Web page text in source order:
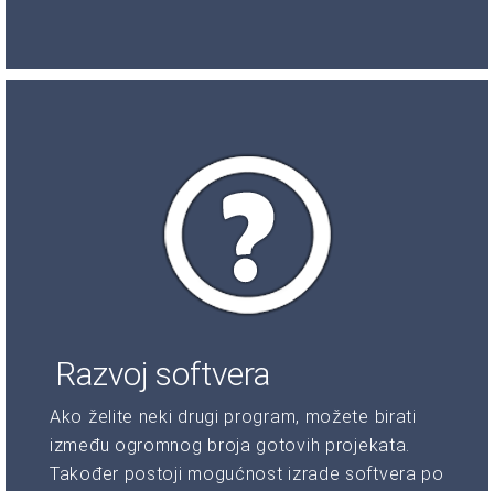
Razvoj softvera
Ako želite neki drugi program, možete birati
između ogromnog broja gotovih projekata.
Također postoji mogućnost izrade softvera po